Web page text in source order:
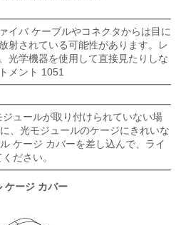
イバ ケーブルやコネクタからは目に
射されている可能性があります。レ
光学機器を使用して直接見たりしな
メント 1051
ュールが取り付けられていない場
、光モジュールのケージにきれいな
ケージ カバーを差し込んで、ライ
ださい。
ケージ カバー